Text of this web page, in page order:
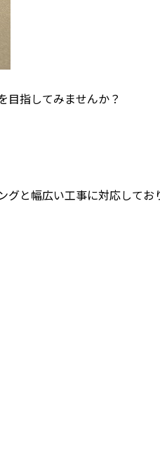
目指してみませんか？
と幅広い工事に対応してお